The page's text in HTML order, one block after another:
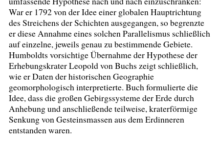
War er 1792 von der Idee einer globalen Hauptrichtung
des Streichens der Schichten ausgegangen, so begrenzte
er diese Annahme eines solchen Parallelismus schließlich
auf einzelne, jeweils genau zu bestimmende Gebiete.
Humboldts vorsichtige Übernahme der Hypothese der
Erhebungskrater Leopold von Buchs zeigt schließlich,
wie er Daten der historischen Geographie
geomorphologisch interpretierte. Buch formulierte die
Idee, dass die großen Gebirgssysteme der Erde durch
Anhebung und anschließende teilweise, kraterförmige
Senkung von Gesteinsmassen aus dem Erdinneren
entstanden waren.